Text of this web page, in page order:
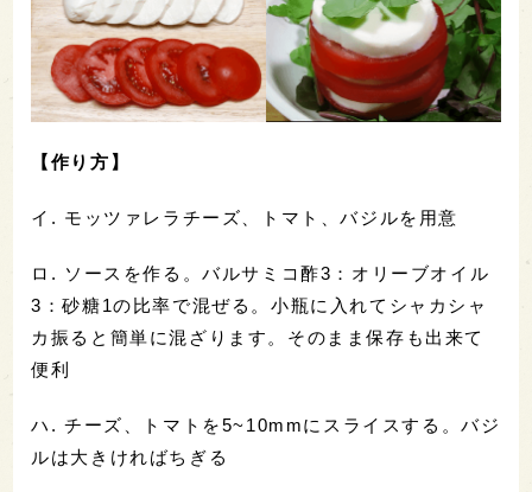
【作り方】
イ. モッツァレラチーズ、トマト、バジルを用意
ロ. ソースを作る。バルサミコ酢3：オリーブオイル
3：砂糖1の比率で混ぜる。小瓶に入れてシャカシャ
カ振ると簡単に混ざります。そのまま保存も出来て
便利
ハ. チーズ、トマトを5~10mmにスライスする。バジ
ルは大きければちぎる